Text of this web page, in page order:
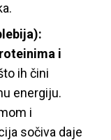
i
ih čini
energiju.
i
sočiva daje